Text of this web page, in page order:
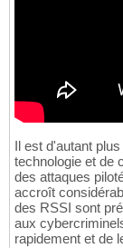
Il est d'autant
technologie et de
des attaques
accroît
des RSSI sont
aux
rapidement et de